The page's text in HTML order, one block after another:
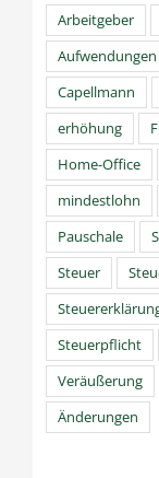
Arbeitgeber
Aufwendungen
Capellmann
erhöhung
Home-Office
mindestlohn
Pauschale
Steuer
Steuerpflicht
Veräußerung
Änderungen